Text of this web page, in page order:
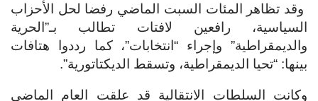
وقد تظاهر المئات السبت الماضي رفضا لحل الأحزاب
السياسية، رافعين لافتات تطالب بـ”الحرية
والديمقراطية” وإجراء “انتخابات”، كما رددوا هتافات
بينها: “تحيا الديمقراطية، وتسقط الديكتاتورية”.
وكانت السلطات الانتقالية قد علقت العام الماضي